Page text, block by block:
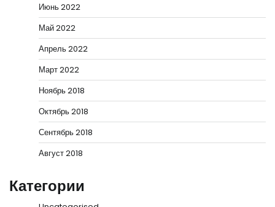
Июнь 2022
Май 2022
Апрель 2022
Март 2022
Ноябрь 2018
Октябрь 2018
Сентябрь 2018
Август 2018
Категории